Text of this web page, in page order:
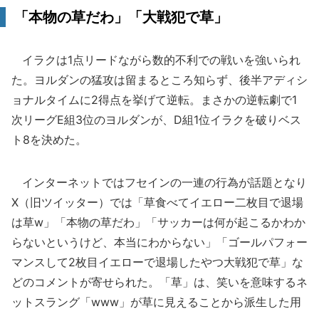
「本物の草だわ」「大戦犯で草」
イラクは1点リードながら数的不利での戦いを強いられ
た。ヨルダンの猛攻は留まるところ知らず、後半アディシ
ョナルタイムに2得点を挙げて逆転。まさかの逆転劇で1
次リーグE組3位のヨルダンが、D組1位イラクを破りベス
ト8を決めた。
インターネットではフセインの一連の行為が話題となり
X（旧ツイッター）では「草食べてイエロー二枚目で退場
は草w」「本物の草だわ」「サッカーは何が起こるかわか
らないというけど、本当にわからない」「ゴールパフォー
マンスして2枚目イエローで退場したやつ大戦犯で草」な
どのコメントが寄せられた。「草」は、笑いを意味するネ
ットスラング「www」が草に見えることから派生した用